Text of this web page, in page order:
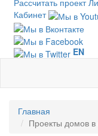
Кабинет
EN
Главная
Проекты домов